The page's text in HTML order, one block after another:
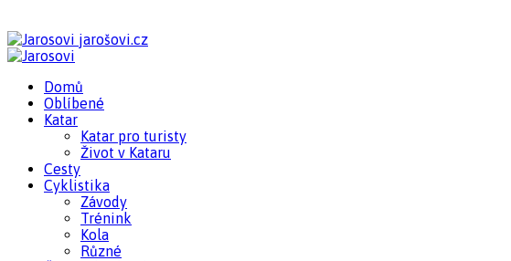
jarošovi.cz
Domů
Oblíbené
Katar
Katar pro turisty
Život v Kataru
Cesty
Cyklistika
Závody
Trénink
Kola
Různé